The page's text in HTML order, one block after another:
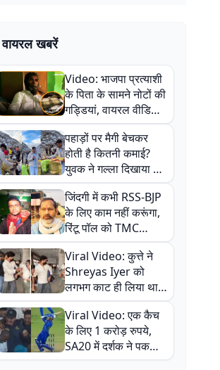
वायरल खबरें
Video: भाजपा प्रत्याशी
के पिता के सामने नोटों की
गड्डियां, वायरल वीडियो
से राजनीति में उबाल,
अजित महतो बोले- TMC
की गंदी चाल
पहाड़ों पर मैगी बेचकर
होती है कितनी कमाई?
युवक ने गल्ला दिखाया तो
नौकरी वालों के खड़े हो गए
कान
जिंदगी में कभी RSS-BJP
के लिए काम नहीं करूंगा,
रिंटू पॉल को TMC
ऑफिस में ले जाकर पीटा,
Video वायरल
Viral Video: कुत्ते ने
Shreyas Iyer को
लगभग काट ही लिया था,
न्यूजीलैंड सीरीज से पहले
बाल-बाल बचे
Viral Video: एक कैच
के लिए 1 करोड़ रुपये,
SA20 में दर्शक ने पकड़ा
एक हाथ से गजब का कैच